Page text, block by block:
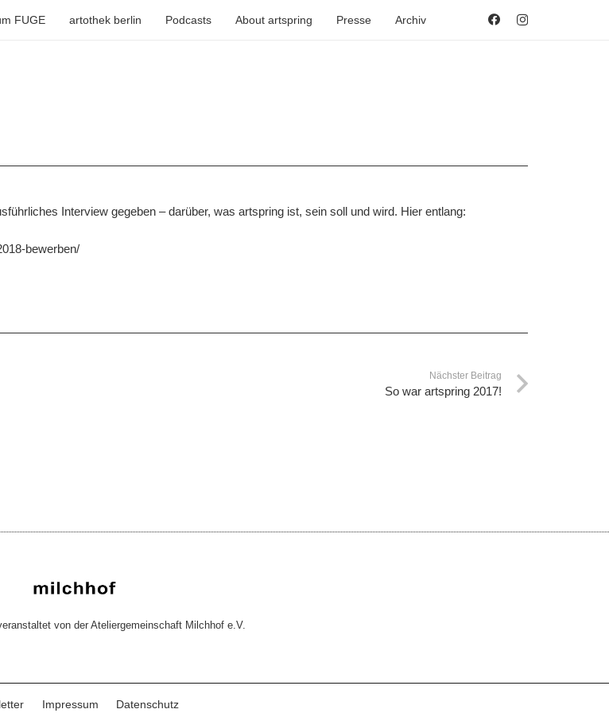
FUGE artothek berlin Podcasts About artspring Presse Archiv
Interview gegeben – darüber, was artspring ist, sein soll und wird. Hier entlang:
bewerben/
Nächster Beitrag
So war artspring 2017!
von der Ateliergemeinschaft Milchhof e.V.
Impressum Datenschutz